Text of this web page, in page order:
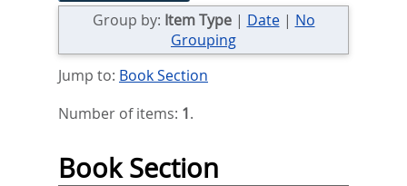
Group by: Item Type| Date| No
Grouping
Jump to: Book Section
Number of items: 1.
Book Section